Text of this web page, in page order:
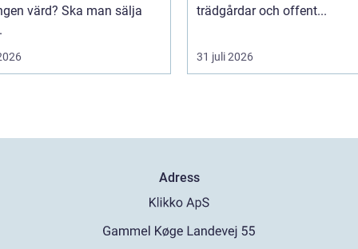
värd? Ska man sälja
trädgårdar och offent...
31 juli 2026
Adress